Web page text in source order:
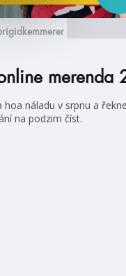
merenda
hoa náladu v srpnu a
na podzim číst.